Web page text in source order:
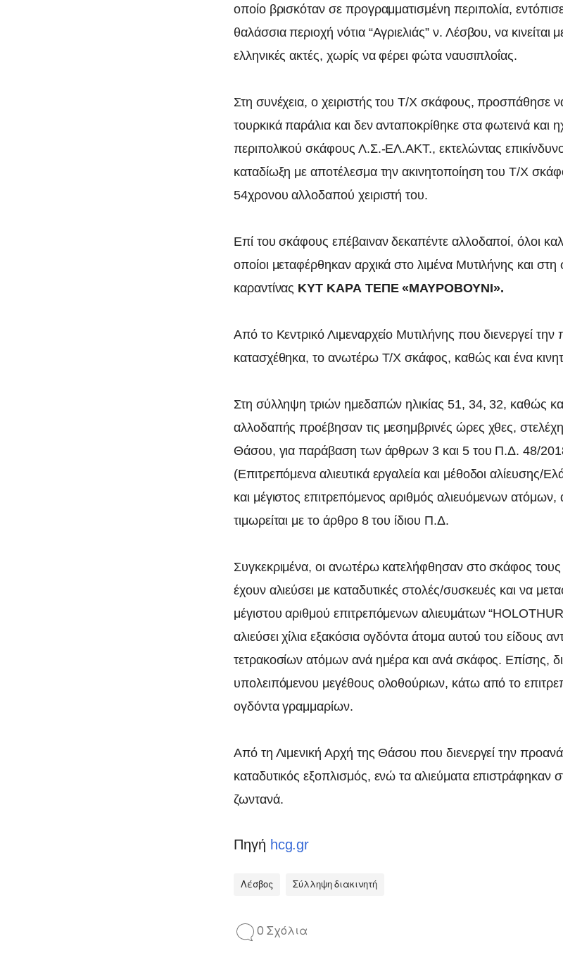
οποίο βρισκόταν σε προγραμματισμένη περιπολία,
θαλάσσια περιοχή νότια “Αγριελιάς” ν. Λέσβου, να κινείται
ελληνικές ακτές, χωρίς να φέρει φώτα ναυσιπλοΐας.
Στη συνέχεια, ο χειριστής του Τ/Χ σκάφους, προσπάθησε
τουρκικά παράλια και δεν ανταποκρίθηκε στα φωτεινά και
περιπολικού σκάφους Λ.Σ.-ΕΛ.ΑΚΤ., εκτελώντας
καταδίωξη με αποτέλεσμα την ακινητοποίηση του Τ/Χ
54χρονου αλλοδαπού χειριστή του.
Επί του σκάφους επέβαιναν δεκαπέντε αλλοδαποί, όλοι
οποίοι μεταφέρθηκαν αρχικά στο λιμένα Μυτιλήνης και
καραντίνας ΚΥΤ ΚΑΡΑ ΤΕΠΕ «ΜΑΥΡΟΒΟΥΝΙ».
Από το Κεντρικό Λιμεναρχείο Μυτιλήνης που διενεργεί την
κατασχέθηκα, το ανωτέρω Τ/Χ σκάφος, καθώς και ένα
Στη σύλληψη τριών ημεδαπών ηλικίας 51, 34, 32, καθώς
αλλοδαπής προέβησαν τις μεσημβρινές ώρες χθες,
Θάσου, για παράβαση των άρθρων 3 και 5 του Π.Δ. 48/
(Επιτρεπόμενα αλιευτικά εργαλεία και μέθοδοι αλίευσης/
και μέγιστος επιτρεπόμενος αριθμός αλιευόμενων ατόμων,
τιμωρείται με το άρθρο 8 του ίδιου Π.Δ.
Συγκεκριμένα, οι ανωτέρω κατελήφθησαν στο σκάφος
έχουν αλιεύσει με καταδυτικές στολές/συσκευές και να
μέγιστου αριθμού επιτρεπόμενων αλιευμάτων
αλιεύσει χίλια εξακόσια ογδόντα άτομα αυτού του είδους
τετρακοσίων ατόμων ανά ημέρα και ανά σκάφος. Επίσης,
υπολειπόμενου μεγέθους ολοθούριων, κάτω από το
ογδόντα γραμμαρίων.
Από τη Λιμενική Αρχή της Θάσου που διενεργεί την
καταδυτικός εξοπλισμός, ενώ τα αλιεύματα
ζωντανά.
Πηγή hcg.gr
Λέσβος Σύλληψη διακινητή
0 Σχόλια